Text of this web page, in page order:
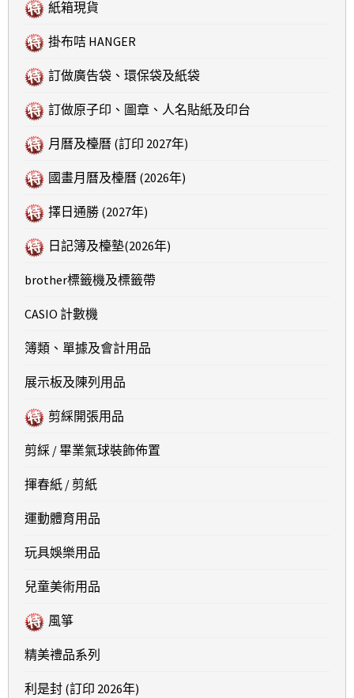
紙箱現貨
掛布咭 HANGER
訂做廣告袋、環保袋及紙袋
訂做原子印、圖章、人名貼紙及印台
月曆及檯曆 (訂印 2027年)
國畫月曆及檯曆 (2026年)
擇日通勝 (2027年)
日記簿及檯墊(2026年)
brother標籤機及標籤帶
CASIO 計數機
簿類、單據及會計用品
展示板及陳列用品
剪綵開張用品
剪綵 / 畢業氣球裝飾佈置
揮春紙 / 剪紙
運動體育用品
玩具娛樂用品
兒童美術用品
風箏
精美禮品系列
利是封 (訂印 2026年)